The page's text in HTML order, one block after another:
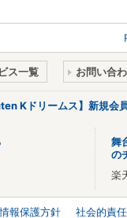
ス一覧 お問い合
Kドリームス】新規会
舞
の
楽
報保護方針 社会的責